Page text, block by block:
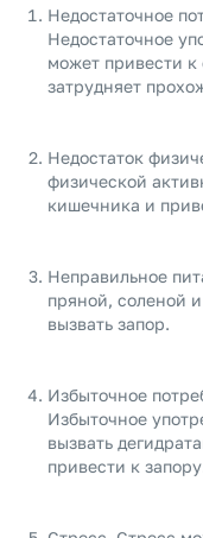
Недостаточное
Недостаточное
может привести
затрудняет
Недостаток
физической
кишечника и
Неправильное
пряной, соленой
вызвать запор.
Избыточное
Избыточное
вызвать
привести к